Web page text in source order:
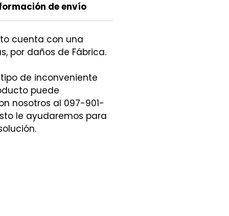
de envío
cuenta con una
por daños de Fábrica.
de inconveniente
puede
nosotros al 097-901-
le ayudaremos para